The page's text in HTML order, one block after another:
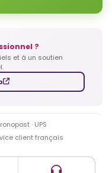
?
et à un soutien
· UPS
client français